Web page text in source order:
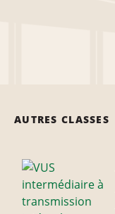
AUTRES CLASSES